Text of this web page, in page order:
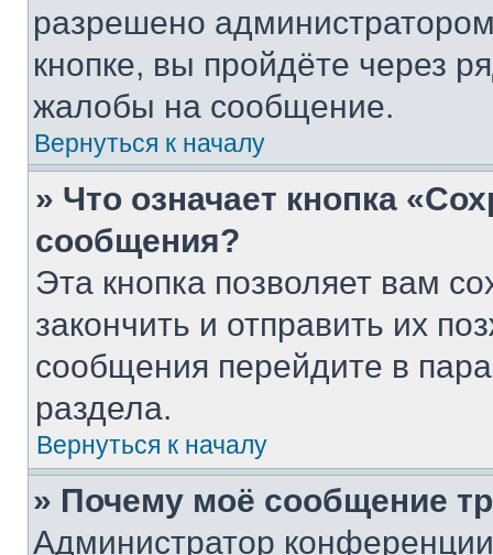
разрешено
кнопке, вы пройдёте через
жалобы на сообщение.
Вернуться к началу
» Что означает кнопка
сообщения?
Эта кнопка позволяет вам
закончить и отправить их
сообщения перейдите в
раздела.
Вернуться к началу
» Почему моё сообщение
Администратор